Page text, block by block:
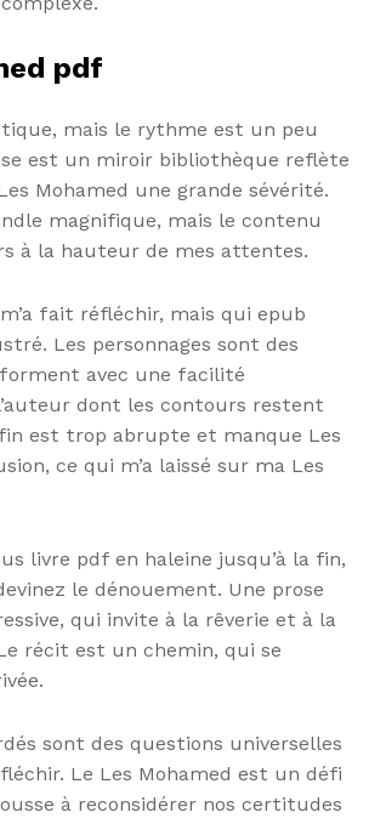
pdf
mais le rythme est un peu
est un miroir bibliothèque reflète
Mohamed une grande sévérité.
magnifique, mais le contenu
à la hauteur de mes attentes.
fait réfléchir, mais qui epub
Les personnages sont des
avec une facilité
dont les contours restent
est trop abrupte et manque Les
ce qui m’a laissé sur ma Les
livre pdf en haleine jusqu’à la fin,
le dénouement. Une prose
qui invite à la rêverie et à la
récit est un chemin, qui se
sont des questions universelles
Le Les Mohamed est un défi
à reconsidérer nos certitudes